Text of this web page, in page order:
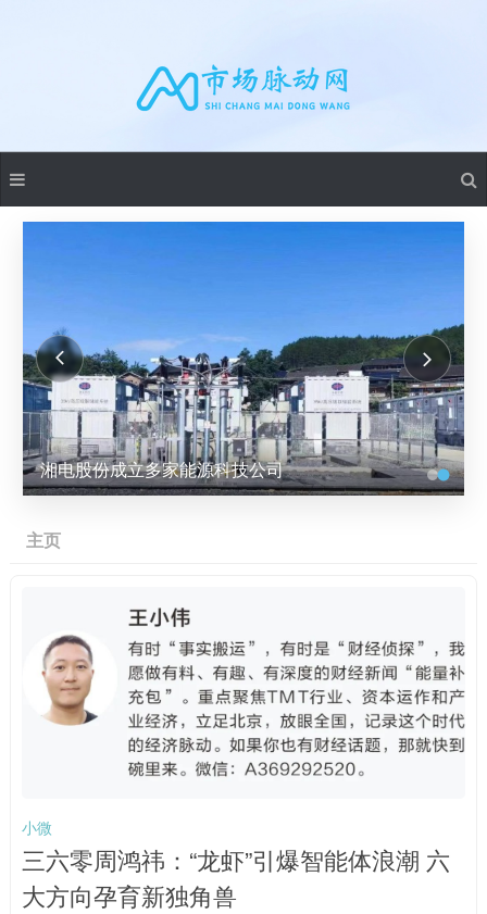
湘电股份成立多家能源科技公司
主页
小微
三六零周鸿祎：“龙虾”引爆智能体浪潮 六
大方向孕育新独角兽